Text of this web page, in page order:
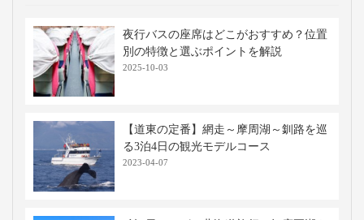
夜行バスの座席はどこがおすすめ？位置
別の特徴と選ぶポイントを解説
2025-10-03
【道東の定番】網走～摩周湖～釧路を巡
る3泊4日の観光モデルコース
2023-04-07